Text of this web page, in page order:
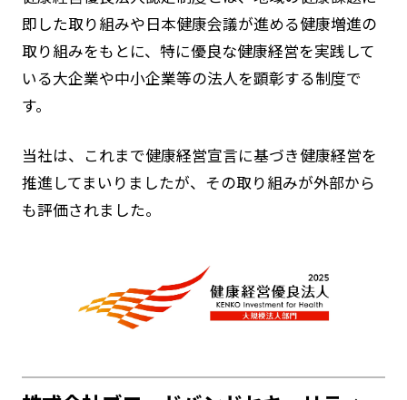
即した取り組みや日本健康会議が進める健康増進の
取り組みをもとに、特に優良な健康経営を実践して
いる大企業や中小企業等の法人を顕彰する制度で
す。
当社は、これまで健康経営宣言に基づき健康経営を
推進してまいりましたが、その取り組みが外部から
も評価されました。